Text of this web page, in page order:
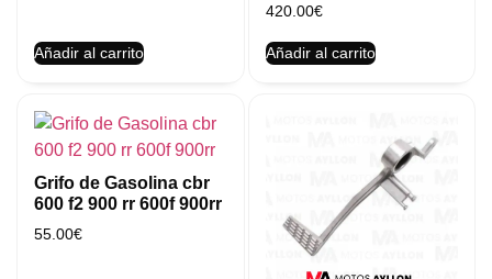
Añadir al carrito
420.00€
Añadir al carrito
Grifo de Gasolina cbr
600 f2 900 rr 600f 900rr
55.00€